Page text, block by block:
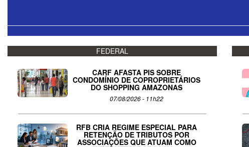
FEDERAL
CARF AFASTA PIS SOBRE
CONDOMÍNIO DE COPROPRIETÁRIOS
DO SHOPPING AMAZONAS
07/08/2026 - 11h22
RFB CRIA REGIME ESPECIAL PARA
RETENÇÃO DE TRIBUTOS POR
ASSOCIAÇÕES QUE ATUAM COMO